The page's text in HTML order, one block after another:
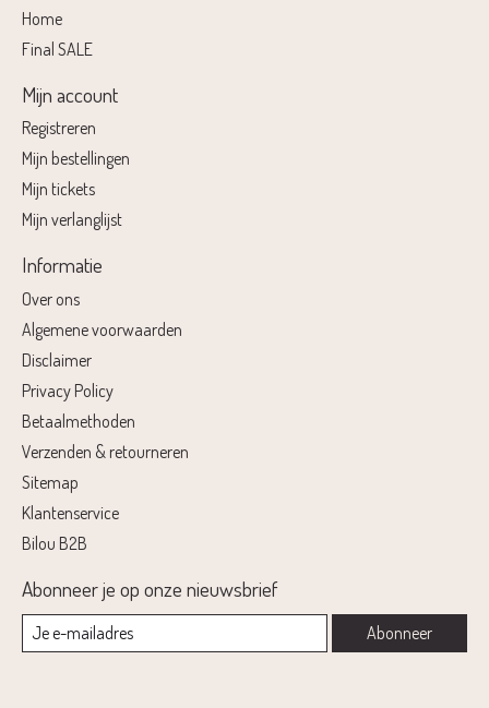
Home
Final SALE
Mijn account
Registreren
Mijn bestellingen
Mijn tickets
Mijn verlanglijst
Informatie
Over ons
Algemene voorwaarden
Disclaimer
Privacy Policy
Betaalmethoden
Verzenden & retourneren
Sitemap
Klantenservice
Bilou B2B
Abonneer je op onze nieuwsbrief
Abonneer